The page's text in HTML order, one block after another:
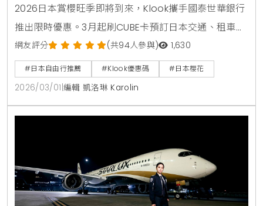
2026日本賞櫻旺季即將到來，Klook攜手國泰世華銀行
推出限時優惠。3月起刷CUBE卡預訂日本交通、租車與
行程體驗享88折，切換「日本賞」權益再享6%回饋無
上限。星野集團飯店更有專屬85折優惠，單筆滿1萬元
再抽日本機票。
網友評分 (共94人參與) 1,630
#日本自由行推薦 #Klook優惠碼 #日本櫻花
2026/03/01 編輯 凱洛琳 Karolin